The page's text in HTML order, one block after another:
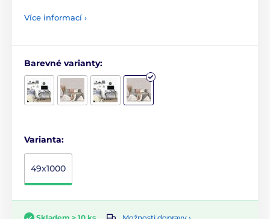
Více informací ›
Barevné varianty:
Varianta:
49x1000